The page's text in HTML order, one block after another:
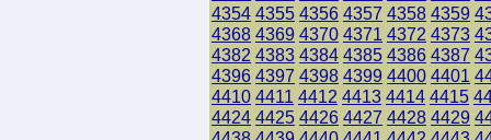
4354 4355 4356 4357 4358 4359
4368 4369 4370 4371 4372 4373
4382 4383 4384 4385 4386 4387
4396 4397 4398 4399 4400 4401
4410 4411 4412 4413 4414 4415
4424 4425 4426 4427 4428 4429